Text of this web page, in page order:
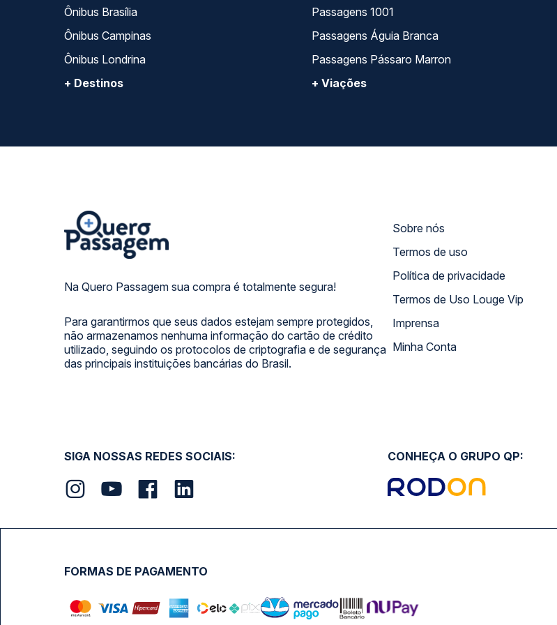
Ônibus Brasília
Ônibus Campinas
Ônibus Londrina
+ Destinos
Passagens 1001
Passagens Águia Branca
Passagens Pássaro Marron
+ Viações
Na Quero Passagem sua compra é totalmente segura!
Para garantirmos que seus dados estejam sempre protegidos,
não armazenamos nenhuma informação do cartão de crédito
utilizado, seguindo os protocolos de criptografia e de segurança
das principais instituições bancárias do Brasil.
Sobre nós
Termos de uso
Política de privacidade
Termos de Uso Louge Vip
Imprensa
Minha Conta
SIGA NOSSAS REDES SOCIAIS: CONHEÇA O GRUPO QP:
FORMAS DE PAGAMENTO